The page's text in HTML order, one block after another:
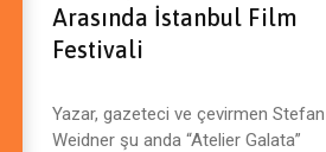
Arasında İstanbul Film
Festivali
Yazar, gazeteci ve çevirmen Stefan
Weidner şu anda “Atelier Galata”